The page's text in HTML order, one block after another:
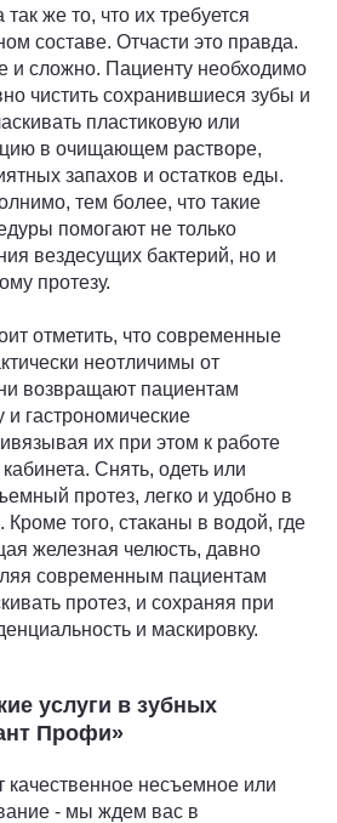
же то, что их требуется
составе. Отчасти это правда.
и сложно. Пациенту необходимо
чистить сохранившиеся зубы и
пластиковую или
в очищающем растворе,
запахов и остатков еды.
тем более, что такие
помогают не только
вездесущих бактерий, но и
протезу.
отметить, что современные
неотличимы от
возвращают пациентам
гастрономические
их при этом к работе
Снять, одеть или
протез, легко и удобно в
того, стаканы в водой, где
железная челюсть, давно
современным пациентам
протез, и сохраняя при
и маскировку.
услуги в зубных
Профи»
качественное несъемное или
- мы ждем вас в